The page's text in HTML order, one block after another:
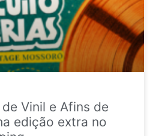
Vinil e Afins de
edição extra no